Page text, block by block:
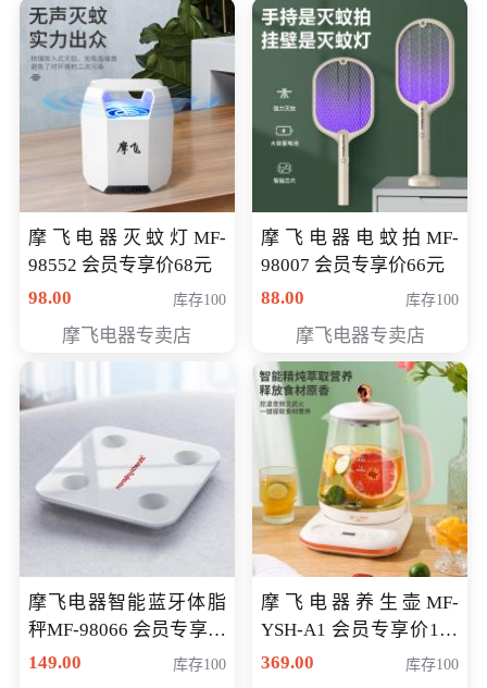
摩飞电器灭蚊灯MF-
98552 会员专享价68元
98.00
库存100
摩飞电器专卖店
摩飞电器电蚊拍MF-
98007 会员专享价66元
88.00
库存100
摩飞电器专卖店
摩飞电器智能蓝牙体脂
秤MF-98066 会员专享价
98元
149.00 库存100
摩飞电器养生壶MF-
YSH-A1 会员专享价198
元
369.00 库存100